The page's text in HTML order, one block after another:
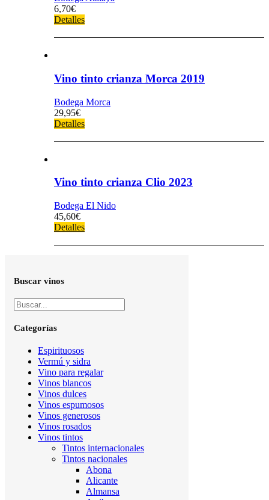
6,70€
Detalles
Vino tinto crianza Morca 2019
Bodega Morca
29,95€
Detalles
Vino tinto crianza Clio 2023
Bodega El Nido
45,60€
Detalles
Buscar vinos
Categorías
Espirituosos
Vermú y sidra
Vino para regalar
Vinos blancos
Vinos dulces
Vinos espumosos
Vinos generosos
Vinos rosados
Vinos tintos
Tintos internacionales
Tintos nacionales
Abona
Alicante
Almansa